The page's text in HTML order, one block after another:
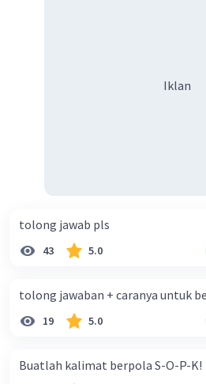
Iklan
tolong jawab pls
43 5.0
tolong jawaban + caranya untuk
19 5.0
Buatlah kalimat berpola S-O-P-K!